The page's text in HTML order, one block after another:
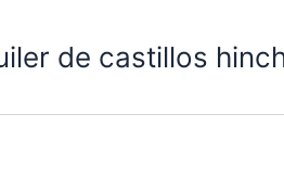
de castillos